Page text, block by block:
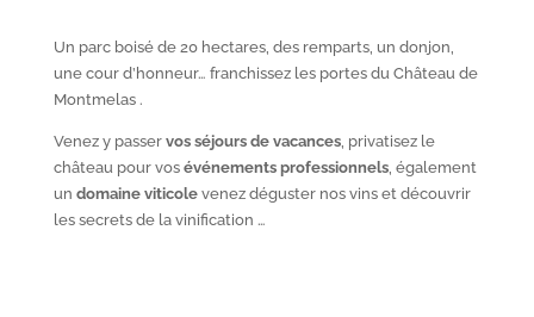
Un parc boisé de 20 hectares, des remparts, un donjon,
une cour d’honneur… franchissez les portes du Château de
Montmelas .
Venez y passer vos séjours de vacances, privatisez le
château pour vos événements professionnels, également
un domaine viticolevenez déguster nos vins et découvrir
les secrets de la vinification …